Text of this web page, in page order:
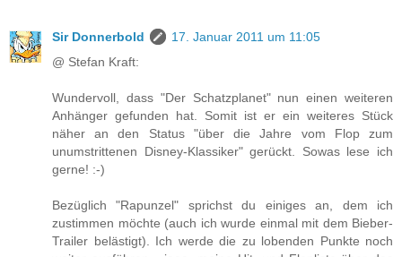
Sir Donnerbold
17. Januar 2011 um 11:05
@ Stefan Kraft:
Wundervoll, dass "Der Schatzplanet" nun einen weiteren
Anhänger gefunden hat. Somit ist er ein weiteres Stück
näher an den Status "über die Jahre vom Flop zum
unumstrittenen Disney-Klassiker" gerückt. Sowas lese ich
gerne! :-)
Bezüglich "Rapunzel" sprichst du einiges an, dem ich
zustimmen möchte (auch ich wurde einmal mit dem Bieber-
Trailer belästigt). Ich werde die zu lobenden Punkte noch